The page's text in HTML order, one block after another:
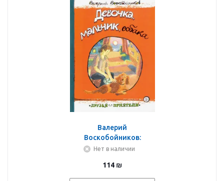
Валерий
Воскобойников:
Девочка, мальчик,
Нет в наличии
114 ₪